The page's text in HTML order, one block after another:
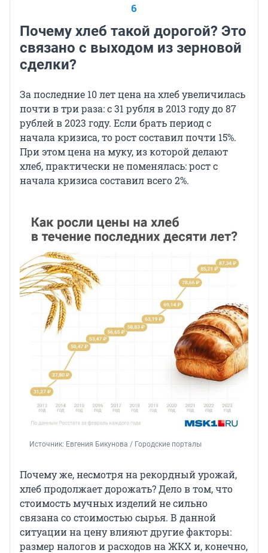
6
Почему хлеб такой дорогой? Это
связано с выходом из зерновой
сделки?
За последние 10 лет цена на хлеб увеличилась
почти в три раза: с 31 рубля в 2013 году до 87
рублей в 2023 году. Если брать период с
начала кризиса, то рост составил почти 15%.
При этом цена на муку, из которой делают
хлеб, практически не поменялась: рост с
начала кризиса составил всего 2%.
Источник: Евгения Бикунова / Городские порталы
Почему же, несмотря на рекордный урожай,
хлеб продолжает дорожать? Дело в том, что
стоимость мучных изделий не сильно
связана со стоимостью сырья. В данной
ситуации на цену влияют другие факторы:
размер налогов и расходов на ЖКХ и, конечно,